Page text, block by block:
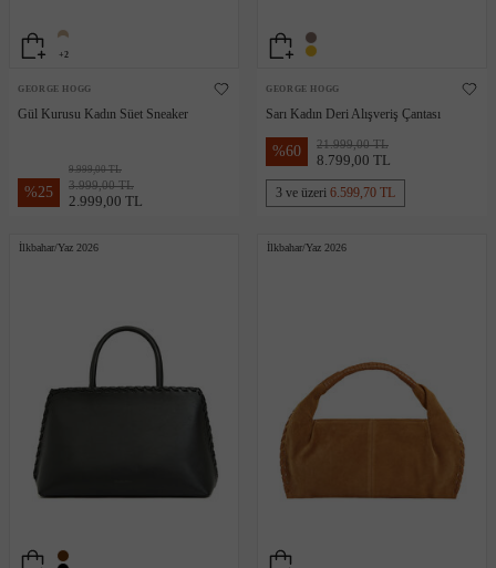
+2
GEORGE HOGG
Gül Kurusu Kadın Süet Sneaker
%25
9.999,00 TL
3.999,00 TL
2.999,00 TL
GEORGE HOGG
Sarı Kadın Deri Alışveriş Çantası
%60 21.999,00 TL
8.799,00 TL
3 ve üzeri 6.599,70 TL
İlkbahar/Yaz 2026 İlkbahar/Yaz 2026